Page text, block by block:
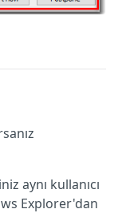
aynı kullanıcı
Explorer'dan